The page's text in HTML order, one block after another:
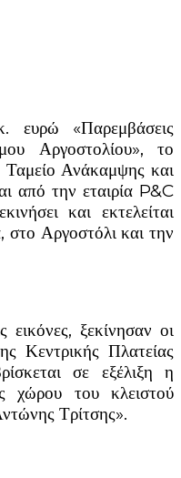
«Παρεμβάσεις
Αργοστολίου», το
Ταμείο Ανάκαμψης και
από την εταιρία P&C
και εκτελείται
στο Αργοστόλι και την
ξεκίνησαν οι
Κεντρικής Πλατείας
σε εξέλιξη η
χώρου του κλειστού
Τρίτσης».